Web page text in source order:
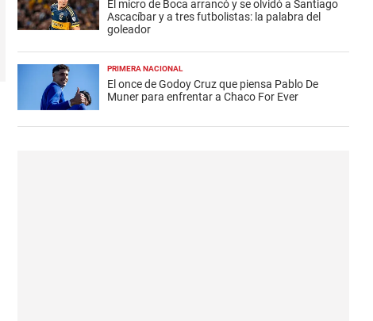
El micro de Boca arrancó y se olvidó a Santiago
Ascacíbar y a tres futbolistas: la palabra del
goleador
PRIMERA NACIONAL
El once de Godoy Cruz que piensa Pablo De
Muner para enfrentar a Chaco For Ever